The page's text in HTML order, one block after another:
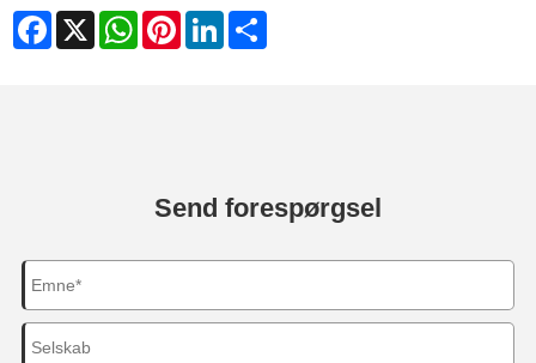
Facebook
X WhatsAppPinterestLinkedInShare
Send forespørgsel